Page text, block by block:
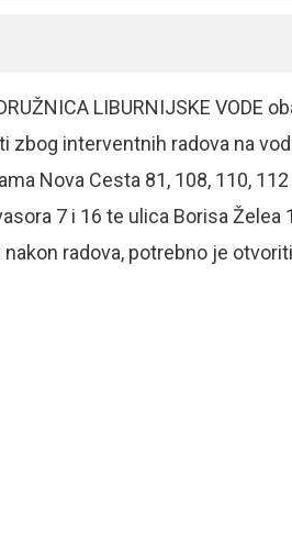
LIBURNIJSKE VODE
zbog interventnih radova na
Nova Cesta 81, 108, 110,
7 i 16 te ulica Borisa Želea
radova, potrebno je